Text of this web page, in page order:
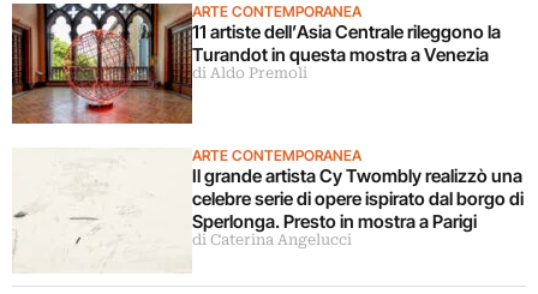
ARTE CONTEMPORANEA
11 artiste dell’Asia Centrale rileggono la
Turandot in questa mostra a Venezia
di Aldo Premoli
ARTE CONTEMPORANEA
Il grande artista Cy Twombly realizzò una
celebre serie di opere ispirato dal borgo di
Sperlonga. Presto in mostra a Parigi
di Caterina Angelucci